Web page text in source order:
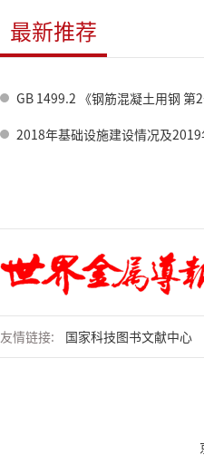
最新推荐
GB 1499.2 《钢筋混凝土用钢 第2部分：热轧带肋
2018年基础设施建设情况及
友情链接: 国家科技图书文献中心